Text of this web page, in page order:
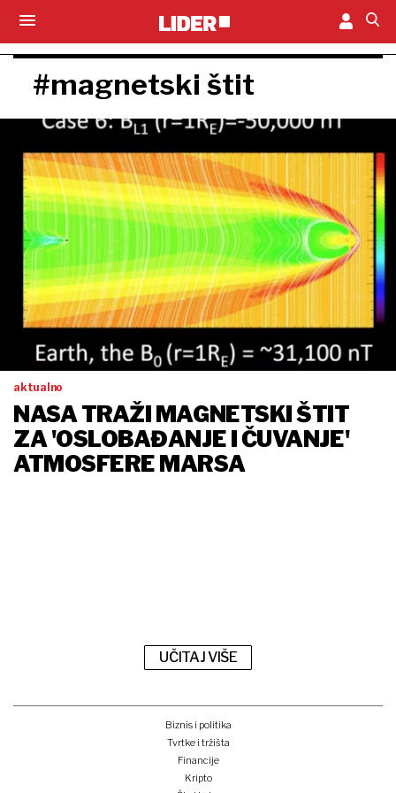
#magnetski štit
aktualno
NASA TRAŽI MAGNETSKI ŠTIT
ZA 'OSLOBAĐANJE I ČUVANJE'
ATMOSFERE MARSA
UČITAJ VIŠE
Biznis i politika
Tvrtke i tržišta
Financije
Kripto